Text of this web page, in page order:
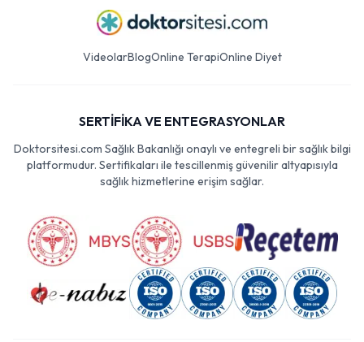
VideolarBlogOnline TerapiOnline Diyet
SERTİFİKA VE ENTEGRASYONLAR
Doktorsitesi.com Sağlık Bakanlığı onaylı ve entegreli bir sağlık bilgi
platformudur. Sertifikaları ile tescillenmiş güvenilir altyapısıyla
sağlık hizmetlerine erişim sağlar.